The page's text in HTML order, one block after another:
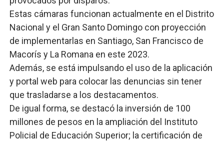
Estas cámaras funcionan actualmente en el Distrito
Nacional y el Gran Santo Domingo con proyección
de implementarlas en Santiago, San Francisco de
Macorís y La Romana en este 2023.
Además, se está impulsando el uso de la aplicación
y portal web para colocar las denuncias sin tener
que trasladarse a los destacamentos.
De igual forma, se destacó la inversión de 100
millones de pesos en la ampliación del Instituto
Policial de Educación Superior; la certificación de